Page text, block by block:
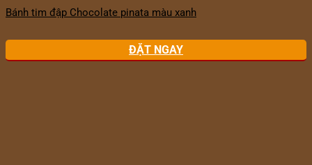
Bánh tim đập Chocolate pinata màu xanh
ĐẶT NGAY